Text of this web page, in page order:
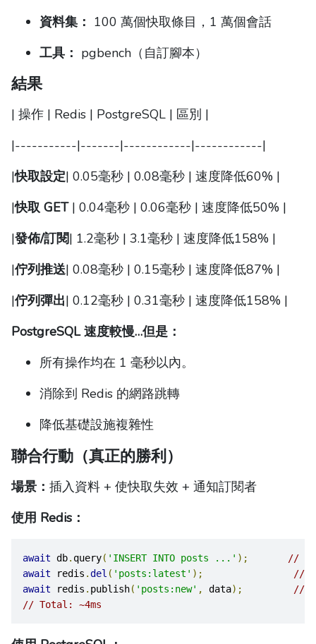
資料集： 100 萬個快取條目，1 萬個會話
工具： pgbench（自訂腳本）
結果
| 操作 | Redis | PostgreSQL | 區別 |
|-----------|-------|------------|------------|
|快取設定| 0.05毫秒 | 0.08毫秒 | 速度降低60% |
|快取 GET| 0.04毫秒 | 0.06毫秒 | 速度降低50% |
|發佈/訂閱| 1.2毫秒 | 3.1毫秒 | 速度降低158% |
|佇列推送| 0.08毫秒 | 0.15毫秒 | 速度降低87% |
|佇列彈出| 0.12毫秒 | 0.31毫秒 | 速度降低158% |
PostgreSQL 速度較慢…但是：
所有操作均在 1 毫秒以內。
消除到 Redis 的網路跳轉
降低基礎設施複雜性
聯合行動（真正的勝利）
場景： 插入資料 + 使快取失效 + 通知訂閱者
使用 Redis：
await db. query( 'INSERT INTO posts ...' );
//
await redis .del ( 'posts:latest' );
//
await redis . publish( 'posts:new' , data);
//
// Total: ~4ms